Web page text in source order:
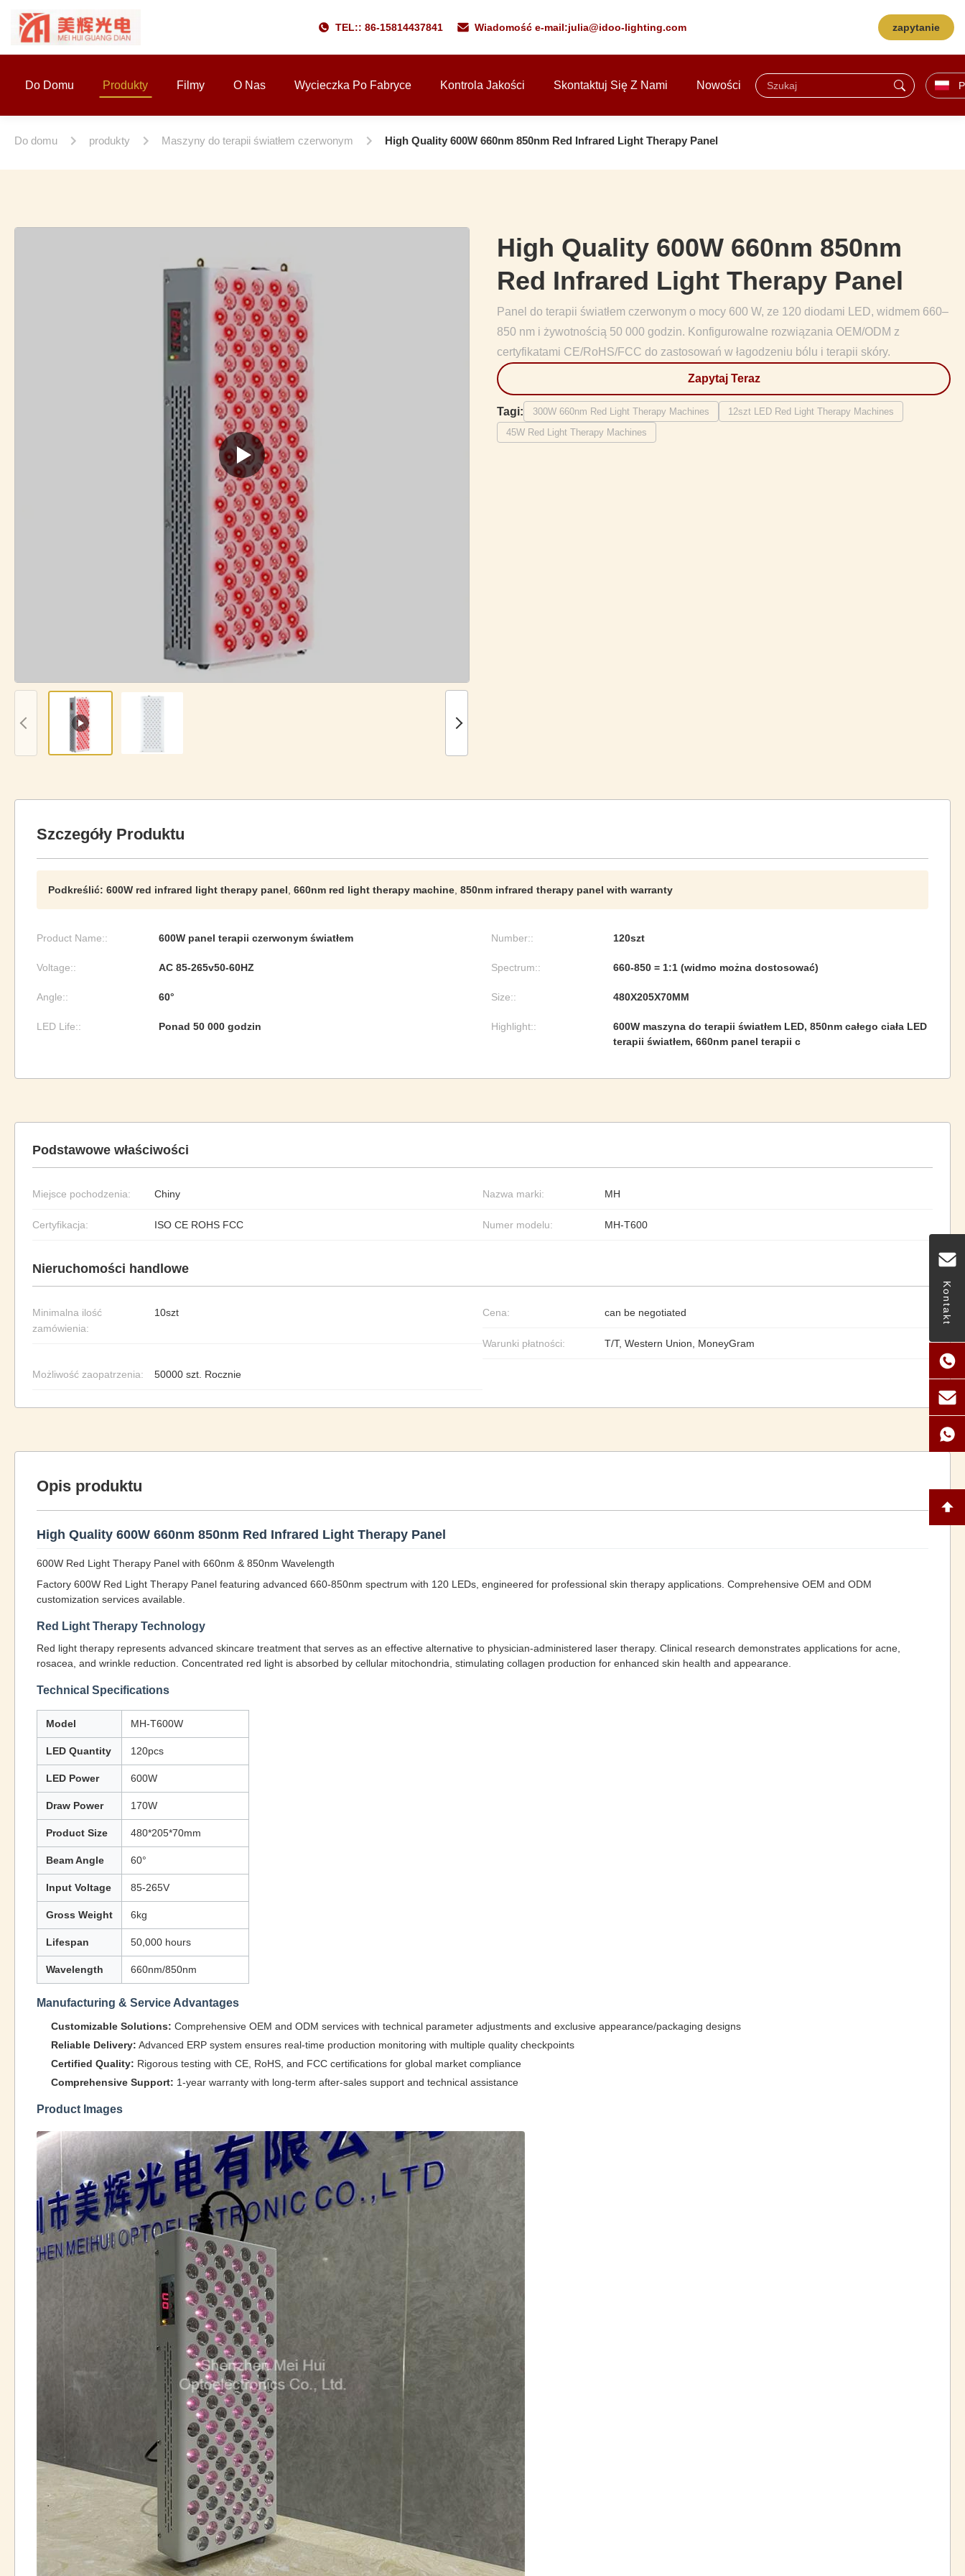
TEL:: 86-15814437841 Wiadomość e-mail:julia@idoo-lighting.com zapytanie
Do Domu Produkty Filmy O Nas Wycieczka Po Fabryce Kontrola Jakości Skontaktuj Się Z Nami Nowości
Kontakt
Do domu produkty Maszyny do terapii światłem czerwonym High Quality 600W 660nm 850nm Red Infrared Light Therapy Panel
High Quality 600W 660nm 850nm
Red Infrared Light Therapy Panel
Panel do terapii światłem czerwonym o mocy 600 W, ze 120 diodami LED, widmem 660–
850 nm i żywotnością 50 000 godzin. Konfigurowalne rozwiązania OEM/ODM z
certyfikatami CE/RoHS/FCC do zastosowań w łagodzeniu bólu i terapii skóry.
Zapytaj Teraz
Tagi: 300W 660nm Red Light Therapy Machines
12szt LED Red Light Therapy Machines
45W Red Light Therapy Machines
Szczegóły Produktu
Podkreślić: 600W red infrared light therapy panel 660nm red light therapy machine 850nm infrared therapy panel with warranty
Product Name:: 600W panel terapii czerwonym światłem Number:: 120szt
Voltage:: AC 85-265v50-60HZ Spectrum:: 660-850 = 1:1 (widmo można dostosować)
Angle:: 60° Size:: 480X205X70MM
LED Life:: Ponad 50 000 godzin Highlight::
600W maszyna do terapii światłem LED, 850nm całego ciała LED
terapii światłem, 660nm panel terapii c
Podstawowe właściwości
Miejsce pochodzenia: Chiny Nazwa marki: MH
Certyfikacja: ISO CE ROHS FCC Numer modelu: MH-T600
Nieruchomości handlowe
Minimalna ilość
zamówienia:
10szt Cena: can be negotiated
Warunki płatności: T/T, Western Union, MoneyGram
Możliwość zaopatrzenia: 50000 szt. Rocznie
Opis produktu
High Quality 600W 660nm 850nm Red Infrared Light Therapy Panel
600W Red Light Therapy Panel with 660nm & 850nm Wavelength
Factory 600W Red Light Therapy Panel featuring advanced 660-850nm spectrum with 120 LEDs, engineered for professional skin therapy applications. Comprehensive OEM and ODM
customization services available.
Red Light Therapy Technology
Red light therapy represents advanced skincare treatment that serves as an effective alternative to physician-administered laser therapy. Clinical research demonstrates applications for acne,
rosacea, and wrinkle reduction. Concentrated red light is absorbed by cellular mitochondria, stimulating collagen production for enhanced skin health and appearance.
Technical Specifications
Model MH-T600W
LED Quantity 120pcs
LED Power 600W
Draw Power 170W
Product Size 480*205*70mm
Beam Angle 60°
Input Voltage 85-265V
Gross Weight 6kg
Lifespan 50,000 hours
Wavelength 660nm/850nm
Manufacturing & Service Advantages
Customizable Solutions: Comprehensive OEM and ODM services with technical parameter adjustments and exclusive appearance/packaging designs
Reliable Delivery: Advanced ERP system ensures real-time production monitoring with multiple quality checkpoints
Certified Quality: Rigorous testing with CE, RoHS, and FCC certifications for global market compliance
Comprehensive Support: 1-year warranty with long-term after-sales support and technical assistance
Product Images